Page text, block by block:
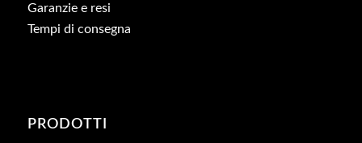
Garanzie e resi
Tempi di consegna
PRODOTTI